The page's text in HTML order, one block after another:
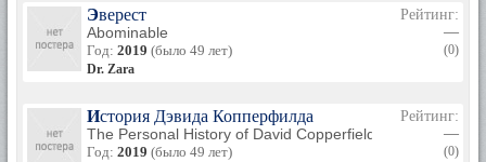
Эверест
Abominable
Год: 2019 (было 49 лет)
Dr. Zara
Рейтинг:
—
(0)
История Дэвида Копперфилда
The Personal History of David Copperfield
Год: 2019 (было 49 лет)
Рейтинг:
—
(0)